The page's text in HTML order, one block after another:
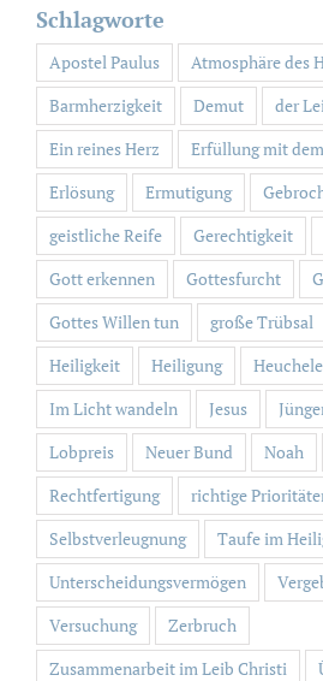
Schlagworte
Apostel Paulus
Atmosphäre des
Barmherzigkeit
Demut
der
Ein reines Herz
Erfüllung mit
Erlösung
Ermutigung
geistliche Reife
Gerechtigkeit
Gott erkennen
Gottesfurcht
Gottes Willen tun
große Trübsal
Heiligkeit
Heiligung
Im Licht wandeln
Jesus
Lobpreis
Neuer Bund Noah
Rechtfertigung
richtige
Selbstverleugnung
Taufe im
Unterscheidungsvermögen
Versuchung
Zerbruch
Zusammenarbeit im Leib Christi